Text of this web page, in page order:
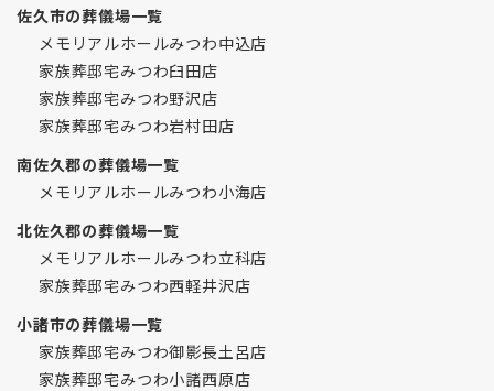
佐久市の葬儀場一覧
メモリアルホールみつわ中込店
家族葬邸宅みつわ臼田店
家族葬邸宅みつわ野沢店
家族葬邸宅みつわ岩村田店
南佐久郡の葬儀場一覧
メモリアルホールみつわ小海店
北佐久郡の葬儀場一覧
メモリアルホールみつわ立科店
家族葬邸宅みつわ西軽井沢店
小諸市の葬儀場一覧
家族葬邸宅みつわ御影長土呂店
家族葬邸宅みつわ小諸西原店